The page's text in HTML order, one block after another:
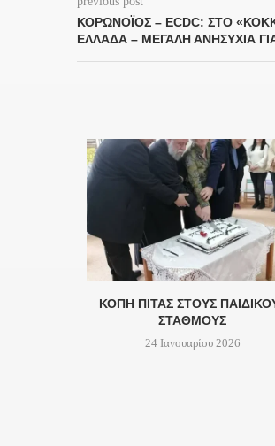
ΚΟΡΩΝΟΪΌΣ – ECDC: ΣΤΟ
ΕΛΛΆΔΑ – ΜΕΓΆΛΗ ΑΝΗΣΥΧΊΑ
ΚΟΠΗ ΠΙΤΑΣ ΣΤΟΥΣ
ΣΤΑΘΜΟΥΣ
24 Ιανουαρίου 2026